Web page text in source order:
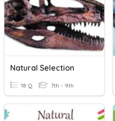
Natural Selection
18 Q 7th - 9th